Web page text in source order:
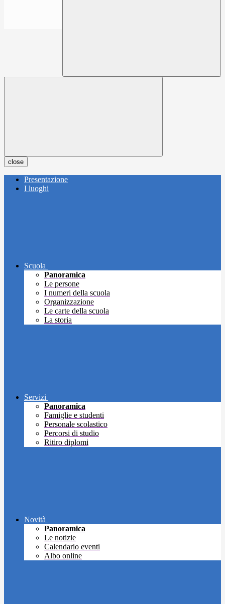
close
Presentazione
I luoghi
Scuola
Panoramica
Le persone
I numeri della scuola
Organizzazione
Le carte della scuola
La storia
Servizi
Panoramica
Famiglie e studenti
Personale scolastico
Percorsi di studio
Ritiro diplomi
Novità
Panoramica
Le notizie
Calendario eventi
Albo online